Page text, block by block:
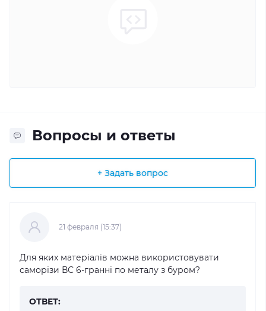
Вопросы и ответы
+ Задать вопрос
21 февраля (15:37)
Для яких матеріалів можна використовувати
саморізи ВС 6-гранні по металу з буром?
ОТВЕТ: